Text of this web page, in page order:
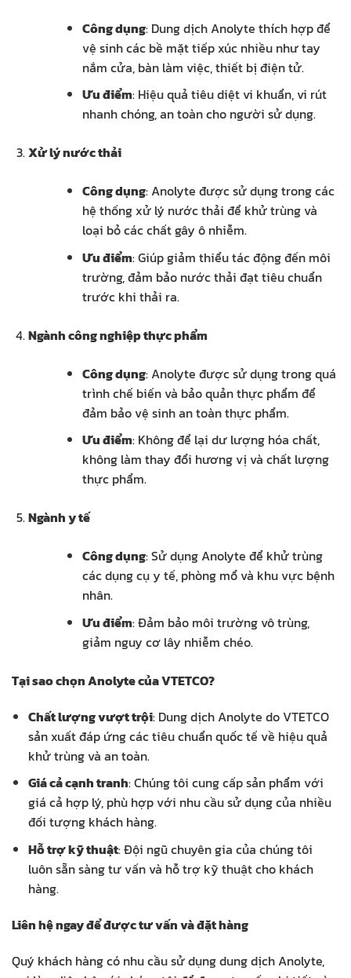
Công dụng: Dung dịch Anolyte thích hợp để
vệ sinh các bề mặt tiếp xúc nhiều như tay
nắm cửa, bàn làm việc, thiết bị điện tử.
Ưu điểm: Hiệu quả tiêu diệt vi khuẩn, vi rút
nhanh chóng, an toàn cho người sử dụng.
Xử lý nước thải
Công dụng: Anolyte được sử dụng trong các
hệ thống xử lý nước thải để khử trùng và
loại bỏ các chất gây ô nhiễm.
Ưu điểm: Giúp giảm thiểu tác động đến môi
trường, đảm bảo nước thải đạt tiêu chuẩn
trước khi thải ra.
Ngành công nghiệp thực phẩm
Công dụng: Anolyte được sử dụng trong quá
trình chế biến và bảo quản thực phẩm để
đảm bảo vệ sinh an toàn thực phẩm.
Ưu điểm: Không để lại dư lượng hóa chất,
không làm thay đổi hương vị và chất lượng
thực phẩm.
Ngành y tế
Công dụng: Sử dụng Anolyte để khử trùng
các dụng cụ y tế, phòng mổ và khu vực bệnh
nhân.
Ưu điểm: Đảm bảo môi trường vô trùng,
giảm nguy cơ lây nhiễm chéo.
Tại sao chọn Anolyte của VTETCO?
Chất lượng vượt trội: Dung dịch Anolyte do VTETCO
sản xuất đáp ứng các tiêu chuẩn quốc tế về hiệu quả
khử trùng và an toàn.
Giá cả cạnh tranh: Chúng tôi cung cấp sản phẩm với
giá cả hợp lý, phù hợp với nhu cầu sử dụng của nhiều
đối tượng khách hàng.
Hỗ trợ kỹ thuật: Đội ngũ chuyên gia của chúng tôi
luôn sẵn sàng tư vấn và hỗ trợ kỹ thuật cho khách
hàng.
Liên hệ ngay để được tư vấn và đặt hàng
Quý khách hàng có nhu cầu sử dụng dung dịch Anolyte,